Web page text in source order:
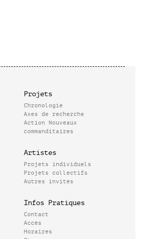
Projets
Chronologie
Axes de recherche
Action Nouveaux
commanditaires
Artistes
Projets individuels
Projets collectifs
Autres invités
Infos Pratiques
Contact
Accès
Horaires